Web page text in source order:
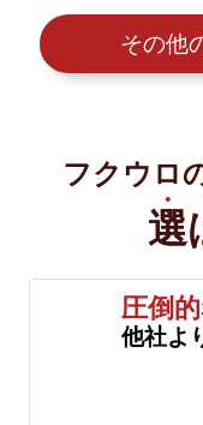
その他
フクウロ
選
圧倒的
他社よ